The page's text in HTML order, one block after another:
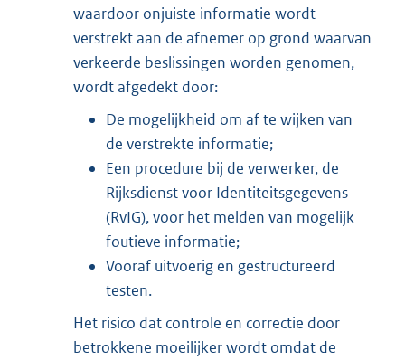
waardoor onjuiste informatie wordt
verstrekt aan de afnemer op grond waarvan
verkeerde beslissingen worden genomen,
wordt afgedekt door:
De mogelijkheid om af te wijken van
de verstrekte informatie;
Een procedure bij de verwerker, de
Rijksdienst voor Identiteitsgegevens
(RvIG), voor het melden van mogelijk
foutieve informatie;
Vooraf uitvoerig en gestructureerd
testen.
Het risico dat controle en correctie door
betrokkene moeilijker wordt omdat de